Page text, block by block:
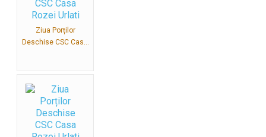
Ziua Porților
Deschise CSC Cas...